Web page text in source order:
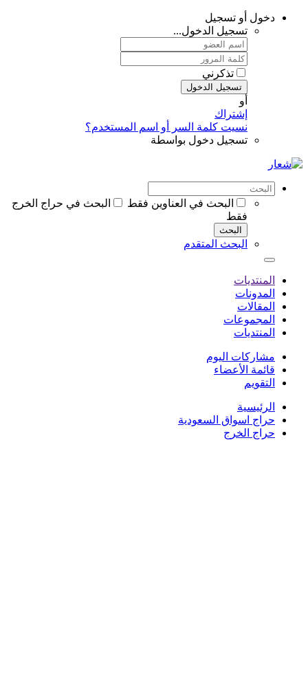
دخول أو تسجيل
تسجيل الدخول...
تذكرني
تسجيل الدخول
أو
إشتراك
نسيت كلمة السر أو اسم المستخدم؟
تسجيل دخول بواسطة
البحث في العناوين فقط
البحث في حراج الخرج
فقط
البحث
البحث المتقدم
المنتديات
المدونات
المقالات
المجموعات
المنتديات
مشاركات اليوم
قائمة الأعضاء
التقويم
الرئيسية
حراج اسواق السعودية
حراج الخرج